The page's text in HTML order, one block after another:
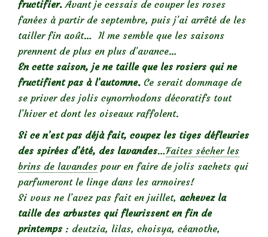
fructifier. Avant je cessais de couper les roses
fanées à partir de septembre, puis j’ai arrêté de les
tailler fin août… Il me semble que les saisons
prennent de plus en plus d’avance…
En cette saison, je ne taille que les rosiers qui ne
fructifient pas à l’automne. Ce serait dommage de
se priver des jolis cynorrhodons décoratifs tout
l’hiver et dont les oiseaux raffolent.
Si ce n’est pas déjà fait, coupez les tiges défleuries
des spirées d’été, des lavandes…Faites sécher les
brins de lavandes pour en faire de jolis sachets qui
parfumeront le linge dans les armoires!
Si vous ne l’avez pas fait en juillet, achevez la
taille des arbustes qui fleurissent en fin de
printemps : deutzia, lilas, choisya, céanothe,